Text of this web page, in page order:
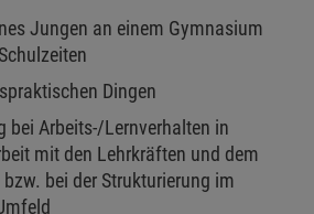
Jungen an einem Gymnasium
Dingen
bei Arbeits-/Lernverhalten in
mit den Lehrkräften und dem
bei der Strukturierung im